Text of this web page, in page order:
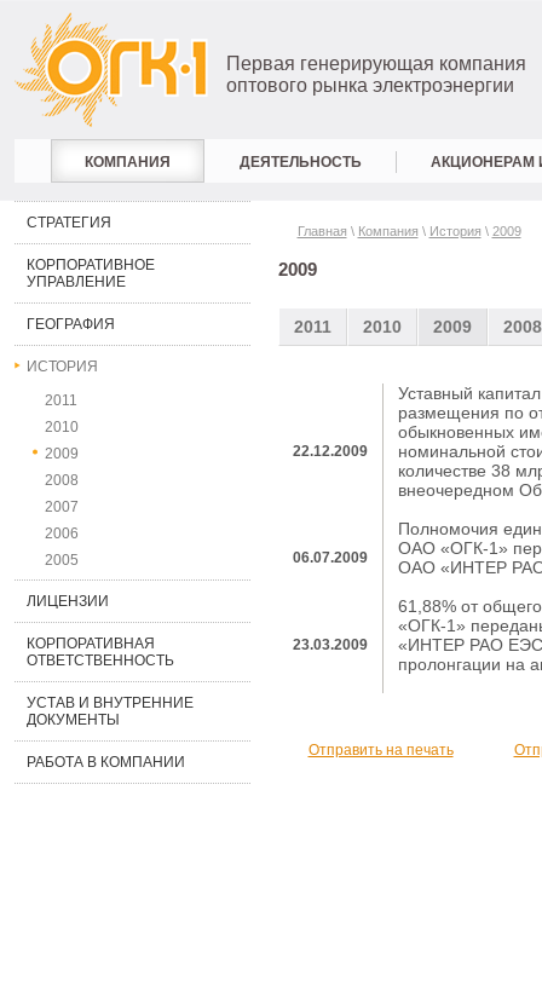
Первая генерирующая компания
оптового рынка электроэнергии
КОМПАНИЯ ДЕЯТЕЛЬНОСТЬ АКЦИОНЕРАМ
СТРАТЕГИЯ
КОРПОРАТИВНОЕ
УПРАВЛЕНИЕ
ГЕОГРАФИЯ
ИСТОРИЯ
2011
2010
2009
2008
2007
2006
2005
ЛИЦЕНЗИИ
КОРПОРАТИВНАЯ
ОТВЕТСТВЕННОСТЬ
УСТАВ И ВНУТРЕННИЕ
ДОКУМЕНТЫ
РАБОТА В КОМПАНИИ
Главная \ Компания \ История \ 2009
2009
2011 2010 2009 2008
22.12.2009
Уставный
размещения по
обыкновенных
номинальной
количестве 38
внеочередном
06.07.2009
Полномочия
ОАО «ОГК-1»
ОАО «ИНТЕР
23.03.2009
61,88% от
«ОГК-1»
«ИНТЕР РАО
пролонгации на
Отправить на печать